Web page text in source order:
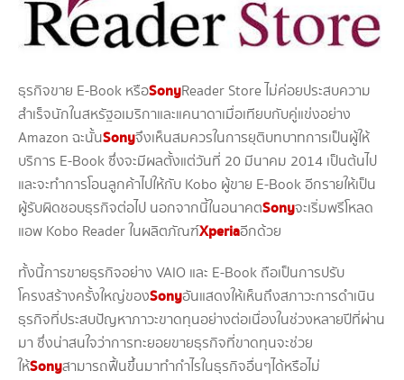
ธุรกิจขาย E-Book หรือSonyReader Store ไม่ค่อยประสบความ
สำเร็จนักในสหรัฐอเมริกาและแคนาดาเมื่อเทียบกับคู่แข่งอย่าง
Amazon ฉะนั้นSonyจึงเห็นสมควรในการยุติบทบาทการเป็นผู้ให้
บริการ E-Book ซึ่งจะมีผลตั้งแต่วันที่ 20 มีนาคม 2014 เป็นต้นไป
และจะทำการโอนลูกค้าไปให้กับ Kobo ผู้ขาย E-Book อีกรายให้เป็น
ผู้รับผิดชอบธุรกิจต่อไป นอกจากนี้ในอนาคตSonyจะเริ่มพรีโหลด
แอพ Kobo Reader ในผลิตภัณฑ์Xperiaอีกด้วย
ทั้งนี้การขายธุรกิจอย่าง VAIO และ E-Book ถือเป็นการปรับ
โครงสร้างครั้งใหญ่ของSonyอันแสดงให้เห็นถึงสภาวะการดำเนิน
ธุรกิจที่ประสบปัญหาภาวะขาดทุนอย่างต่อเนื่องในช่วงหลายปีที่ผ่าน
มา ซึ่งน่าสนใจว่าการทะยอยขายธุรกิจที่ขาดทุนจะช่วย
ให้Sonyสามารถฟื้นขึ้นมาทำกำไรในธุรกิจอื่นๆได้หรือไม่